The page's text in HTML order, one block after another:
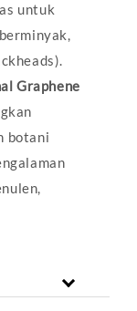
untuk
Graphene
botani